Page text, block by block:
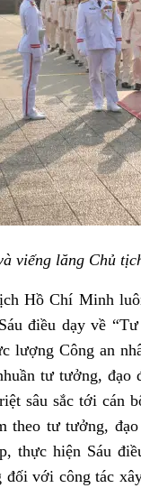
viếng lăng Chủ
Hồ Chí Minh
điều dạy về
lượng Công an
tư tưởng,
sâu sắc tới cán
theo tư tưởng,
thực hiện Sáu
đối với công tác